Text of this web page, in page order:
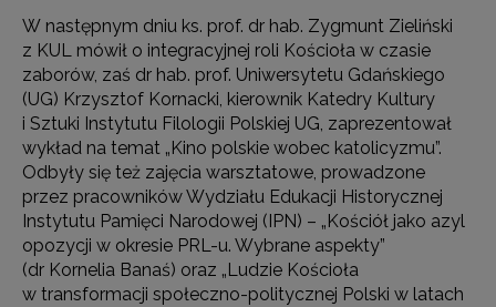
W następnym dniu ks. prof. dr hab. Zygmunt Zieliński
z KUL mówił o integracyjnej roli Kościoła w czasie
zaborów, zaś dr hab. prof. Uniwersytetu Gdańskiego
(UG) Krzysztof Kornacki, kierownik Katedry Kultury
i Sztuki Instytutu Filologii Polskiej UG, zaprezentował
wykład na temat „Kino polskie wobec katolicyzmu”.
Odbyły się też zajęcia warsztatowe, prowadzone
przez pracowników Wydziału Edukacji Historycznej
Instytutu Pamięci Narodowej (IPN) – „Kościół jako azyl
opozycji w okresie PRL-u. Wybrane aspekty”
(dr Kornelia Banaś) oraz „Ludzie Kościoła
w transformacji społeczno-politycznej Polski w latach